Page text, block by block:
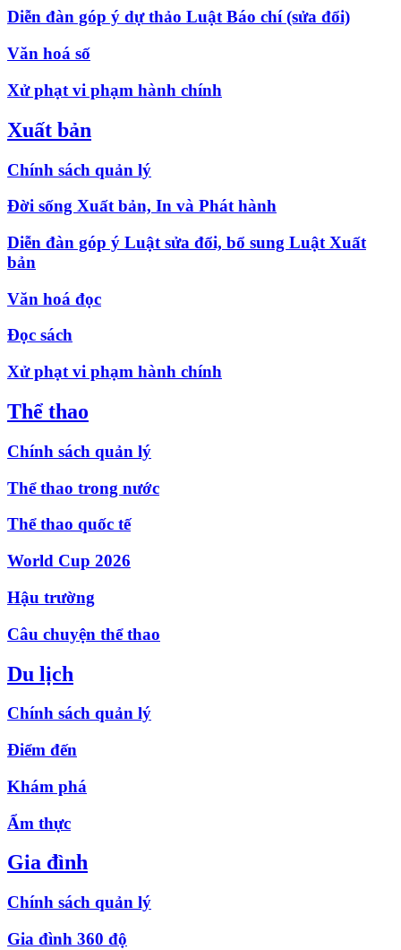
Diễn đàn góp ý dự thảo Luật Báo chí (sửa đổi)
Văn hoá số
Xử phạt vi phạm hành chính
Xuất bản
Chính sách quản lý
Đời sống Xuất bản, In và Phát hành
Diễn đàn góp ý Luật sửa đổi, bổ sung Luật Xuất
bản
Văn hoá đọc
Đọc sách
Xử phạt vi phạm hành chính
Thể thao
Chính sách quản lý
Thể thao trong nước
Thể thao quốc tế
World Cup 2026
Hậu trường
Câu chuyện thể thao
Du lịch
Chính sách quản lý
Điểm đến
Khám phá
Ẩm thực
Gia đình
Chính sách quản lý
Gia đình 360 độ